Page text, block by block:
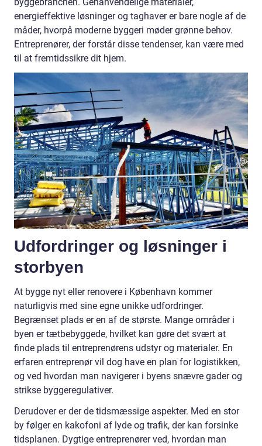
energieffektive løsninger og taghaver er bare nogle af de
måder, hvorpå moderne byggeri møder grønne behov.
Entreprenører, der forstår disse tendenser, kan være med
til at fremtidssikre dit hjem.
Udfordringer og løsninger i
storbyen
At bygge nyt eller renovere i København kommer
naturligvis med sine egne unikke udfordringer.
Begrænset plads er en af de største. Mange områder i
byen er tætbebyggede, hvilket kan gøre det svært at
finde plads til entreprenørens udstyr og materialer. En
erfaren entreprenør vil dog have en plan for logistikken,
og ved hvordan man navigerer i byens snævre gader og
strikse byggeregulativer.
Derudover er der de tidsmæssige aspekter. Med en stor
by følger en kakofoni af lyde og trafik, der kan forsinke
tidsplanen. Dygtige entreprenører ved, hvordan man